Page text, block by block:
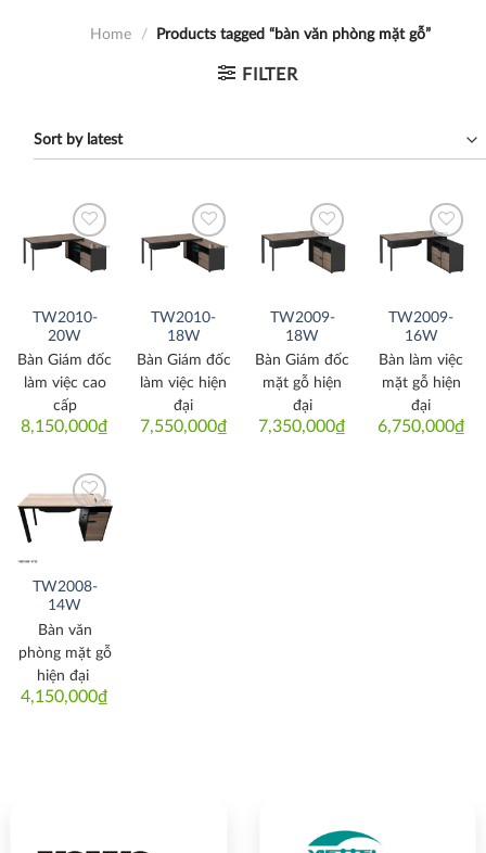
Home / Products tagged “bàn văn phòng mặt gỗ”
FILTER
Thích
TW2010-
20W
8,150,000₫
Bàn Giám đốc
làm việc cao
cấp
Thích
TW2010-
18W
7,550,000₫
Bàn Giám đốc
làm việc hiện
đại
Thích
TW2009-
18W
7,350,000₫
Bàn Giám đốc
mặt gỗ hiện
đại
Thích
TW2009-
16W
6,750,000₫
Bàn làm việc
mặt gỗ hiện
đại
Thích
TW2008-
14W
4,150,000₫
Bàn văn
phòng mặt gỗ
hiện đại